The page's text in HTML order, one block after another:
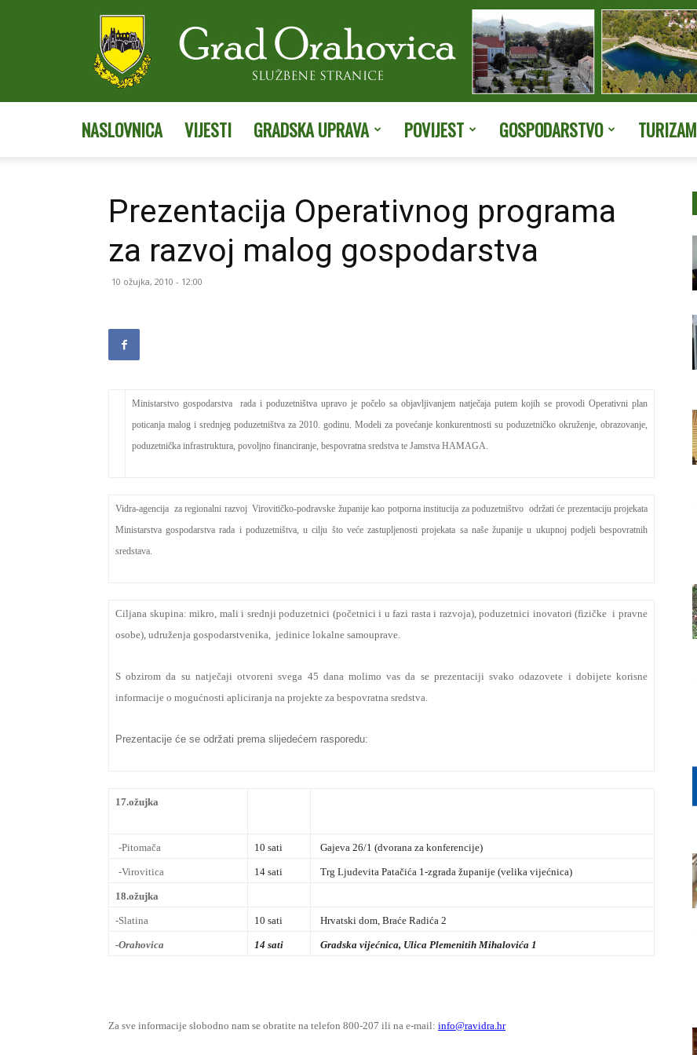
stranice
NASLOVNICA VIJESTI GRADSKA UPRAVA POVIJEST GOSPODARSTVO TURIZAM
Prezentacija Operativnog programa
za razvoj malog gospodarstva
10 ožujka, 2010 - 12:00
Ministarstvo gospodarstva rada i poduzetništva upravo je počelo sa objavljivanjem natječaja putem kojih se provodi Operativni plan
poticanja malog i srednjeg poduzetništva za 2010. godinu. Modeli za povećanje konkurentnosti su poduzetničko okruženje, obrazovanje,
poduzetnička infrastruktura, povoljno financiranje, bespovratna sredstva te Jamstva HAMAGA.
Vidra-agencija za regionalni razvoj Virovitičko-podravske županije kao potporna institucija za poduzetništvo održati će prezentaciju projekata
Ministarstva gospodarstva rada i poduzetništva, u cilju što veće zastupljenosti projekata sa naše županije u ukupnoj podjeli bespovratnih
sredstava.
Ciljana skupina: mikro, mali i srednji poduzetnici (početnici i u fazi rasta i razvoja), poduzetnici inovatori (fizičke i pravne
osobe), udruženja gospodarstvenika, jedinice lokalne samouprave.
S obzirom da su natječaji otvoreni svega 45 dana molimo vas da se prezentaciji svako odazovete i dobijete korisne
informacije o mogućnosti apliciranja na projekte za bespovratna sredstva.
Prezentacije će se održati prema slijedećem rasporedu:
17.ožujka
-Pitomača 10 sati Gajeva 26/1 (dvorana za konferencije)
-Virovitica 14 sati Trg Ljudevita Patačića 1-zgrada županije (velika vijećnica)
18.ožujka
-Slatina 10 sati Hrvatski dom, Braće Radića 2
-Orahovica 14 sati Gradska vijećnica, Ulica Plemenitih Mihalovića 1
Za sve informacije slobodno nam se obratite na telefon 800-207 ili na e-mail: info@ravidra.hr